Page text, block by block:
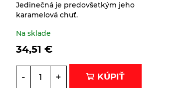
Jedinečná je predovšetkým jeho
karamelová chuť.
Na sklade
34,51 €
- + KÚPIŤ